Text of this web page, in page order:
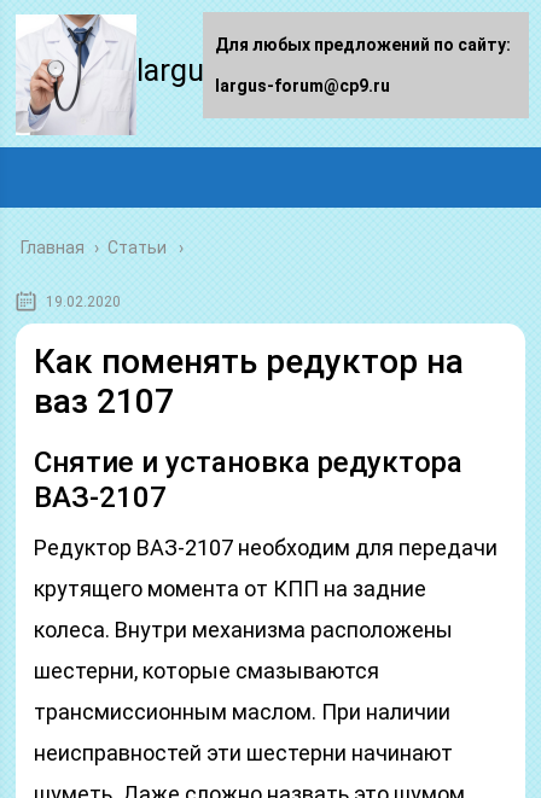
largus-forum.ru
Главная › Статьи
19.02.2020
Как поменять редуктор на
ваз 2107
Снятие и установка редуктора
ВАЗ-2107
Редуктор ВАЗ-2107 необходим для передачи
крутящего момента от КПП на задние
колеса. Внутри механизма расположены
шестерни, которые смазываются
трансмиссионным маслом. При наличии
неисправностей эти шестерни начинают
Для любых предложений по сайту:
largus-forum@cp9.ru